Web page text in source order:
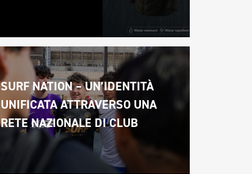
SURF NATION – UN’IDENTITÀ
UNIFICATA ATTRAVERSO UNA
RETE NAZIONALE DI CLUB